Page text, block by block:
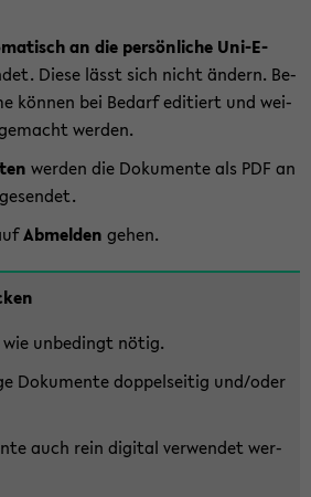
un­be­dingt nötig.
Do­ku­men­te dop­pel­sei­tig und/oder
auch rein di­gi­tal ver­wen­det wer­
an die per­sön­li­che Uni-​E-
Diese lässt sich nicht än­dern. Be­
kön­nen bei Be­darf edi­tiert und wei­
wer­den.
wer­den die Do­ku­men­te als PDF an
Ab­mel­dengehen.